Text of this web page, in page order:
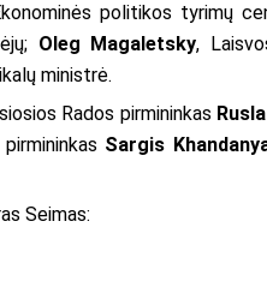
politikos tyrimų
Oleg Magaletsky,
ministrė.
Rados pirmininkas
Sargis
Seimas: